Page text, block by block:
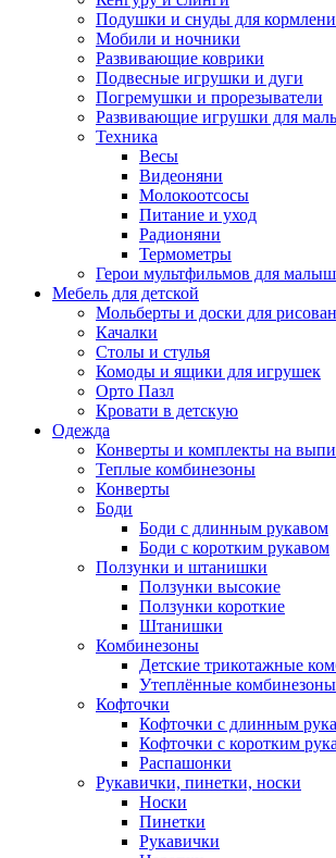
Подушки и снуды для
Мобили и ночники
Развивающие коврики
Подвесные игрушки и дуги
Погремушки и прорезыватели
Развивающие игрушки для
Техника
Весы
Видеоняни
Молокоотсосы
Питание и уход
Радионяни
Термометры
Герои мультфильмов для
Мебель для детской
Мольберты и доски для
Качалки
Столы и стулья
Комоды и ящики для игрушек
Орто Пазл
Кровати в детскую
Одежда
Конверты и комплекты на
Теплые комбинезоны
Конверты
Боди
Боди с длинным рукавом
Боди с коротким рукавом
Ползунки и штанишки
Ползунки высокие
Ползунки короткие
Штанишки
Комбинезоны
Детские трикотажные
Утеплённые комбинезоны
Кофточки
Кофточки с длинным
Кофточки с коротким
Распашонки
Рукавички, пинетки, носки
Носки
Пинетки
Рукавички